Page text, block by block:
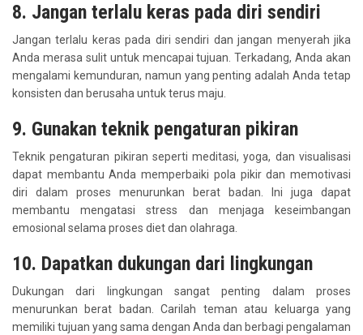
8. Jangan terlalu keras pada diri sendiri
Jangan terlalu keras pada diri sendiri dan jangan menyerah jika
Anda merasa sulit untuk mencapai tujuan. Terkadang, Anda akan
mengalami kemunduran, namun yang penting adalah Anda tetap
konsisten dan berusaha untuk terus maju.
9. Gunakan teknik pengaturan pikiran
Teknik pengaturan pikiran seperti meditasi, yoga, dan visualisasi
dapat membantu Anda memperbaiki pola pikir dan memotivasi
diri dalam proses menurunkan berat badan. Ini juga dapat
membantu mengatasi stress dan menjaga keseimbangan
emosional selama proses diet dan olahraga.
10. Dapatkan dukungan dari lingkungan
Dukungan dari lingkungan sangat penting dalam proses
menurunkan berat badan. Carilah teman atau keluarga yang
memiliki tujuan yang sama dengan Anda dan berbagi pengalaman